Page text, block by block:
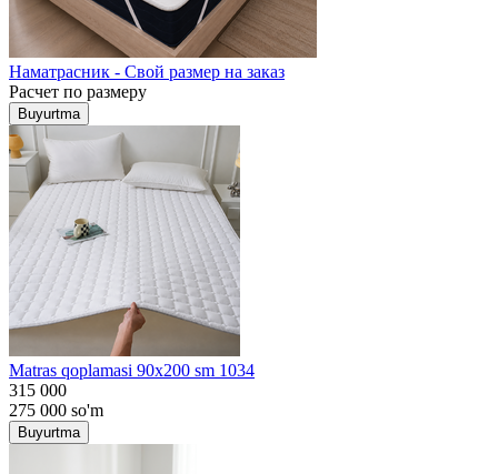
Наматрасник - Свой размер на заказ
Расчет по размеру
Buyurtma
Matras qoplamasi 90x200 sm 1034
315 000
275 000 so'm
Buyurtma